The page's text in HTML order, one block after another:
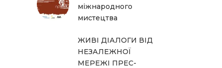
міжнародного
мистецтва
ЖИВІ ДІАЛОГИ ВІД
НЕЗАЛЕЖНОЇ
МЕРЕЖІ ПРЕС-